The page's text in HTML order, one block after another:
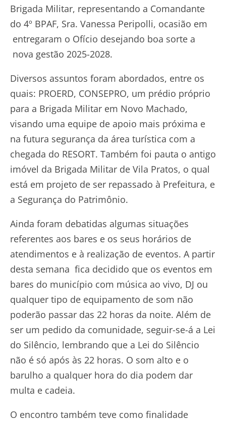
Brigada Militar, representando a Comandante
do 4⁠º BPAF, Sra. Vanessa Peripolli, ocasião em
entregaram o Ofício desejando boa sorte a
nova gestão 2025-2028.
Diversos assuntos foram abordados, entre os
quais: PROERD, CONSEPRO, um prédio próprio
para a Brigada Militar em Novo Machado,
visando uma equipe de apoio mais próxima e
na futura segurança da área turística com a
chegada do RESORT. Também foi pauta o antigo
imóvel da Brigada Militar de Vila Pratos, o qual
está em projeto de ser repassado à Prefeitura, e
a Segurança do Patrimônio.
Ainda foram debatidas algumas situações
referentes aos bares e os seus horários de
atendimentos e à realização de eventos. A partir
desta semana fica decidido que os eventos em
bares do município com música ao vivo, DJ ou
qualquer tipo de equipamento de som não
poderão passar das 22 horas da noite. Além de
ser um pedido da comunidade, seguir-se-á a Lei
do Silêncio, lembrando que a Lei do Silêncio
não é só após às 22 horas. O som alto e o
barulho a qualquer hora do dia podem dar
multa e cadeia.
O encontro também teve como finalidade